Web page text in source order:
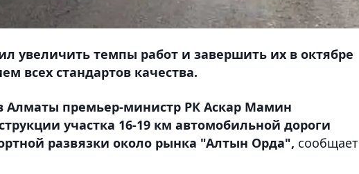
увеличить темпы работ и завершить их в октябре
всех стандартов качества.
Алматы премьер-министр РК Аскар Мамин
участка 16-19 км автомобильной дороги
развязки около рынка "Алтын Орда", сообщает